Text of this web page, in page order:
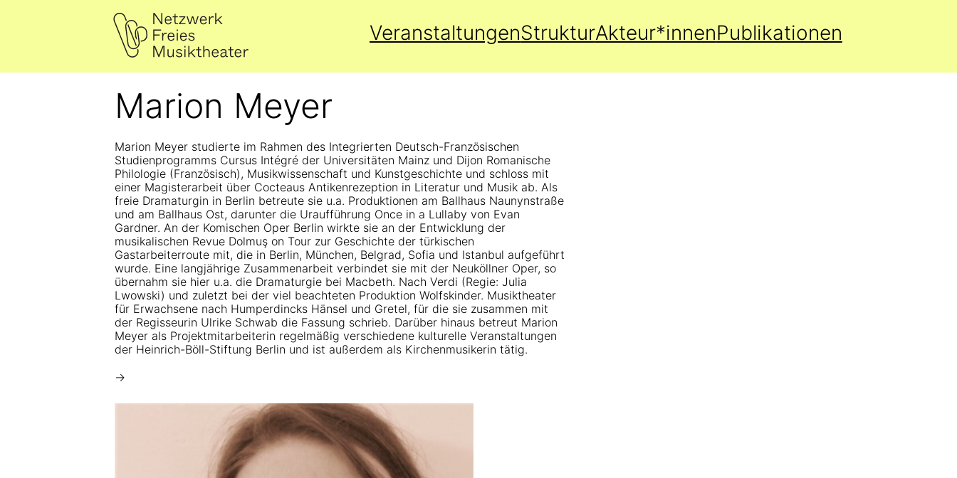
VeranstaltungenStrukturAkteur*innenPublikationen
Marion Meyer
Marion Meyer studierte im Rahmen des Integrierten Deutsch-Französischen
Studienprogramms Cursus Intégré der Universitäten Mainz und Dijon Romanische
Philologie (Französisch), Musikwissenschaft und Kunstgeschichte und schloss mit
einer Magisterarbeit über Cocteaus Antikenrezeption in Literatur und Musik ab. Als
freie Dramaturgin in Berlin betreute sie u.a. Produktionen am Ballhaus Naunynstraße
und am Ballhaus Ost, darunter die Uraufführung Once in a Lullaby von Evan
Gardner. An der Komischen Oper Berlin wirkte sie an der Entwicklung der
musikalischen Revue Dolmuş on Tour zur Geschichte der türkischen
Gastarbeiterroute mit, die in Berlin, München, Belgrad, Sofia und Istanbul aufgeführt
wurde. Eine langjährige Zusammenarbeit verbindet sie mit der Neuköllner Oper, so
übernahm sie hier u.a. die Dramaturgie bei Macbeth. Nach Verdi (Regie: Julia
Lwowski) und zuletzt bei der viel beachteten Produktion Wolfskinder. Musiktheater
für Erwachsene nach Humperdincks Hänsel und Gretel, für die sie zusammen mit
der Regisseurin Ulrike Schwab die Fassung schrieb. Darüber hinaus betreut Marion
Meyer als Projektmitarbeiterin regelmäßig verschiedene kulturelle Veranstaltungen
der Heinrich-Böll-Stiftung Berlin und ist außerdem als Kirchenmusikerin tätig.
→